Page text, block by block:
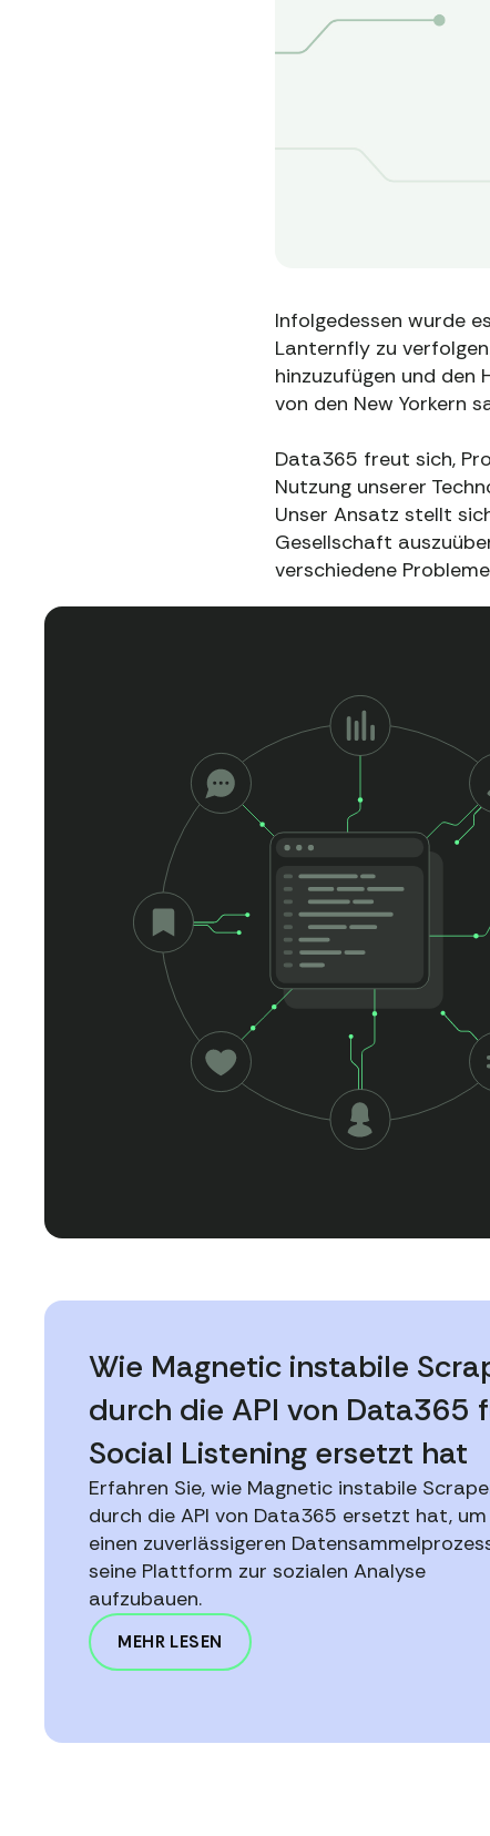
Infolgedessen wurde
Lanternfly zu
hinzuzufügen und
von den New Yorkern
Data365 freut sich,
Nutzung unserer
Unser Ansatz stellt
Gesellschaft
verschiedene
Wie Magnetic instabile
durch die API von Data365
Social Listening ersetzt hat
Erfahren Sie, wie Magnetic instabile
durch die API von Data365 ersetzt hat, um
einen zuverlässigeren
seine Plattform zur sozialen Analyse
aufzubauen.
MEHR LESEN